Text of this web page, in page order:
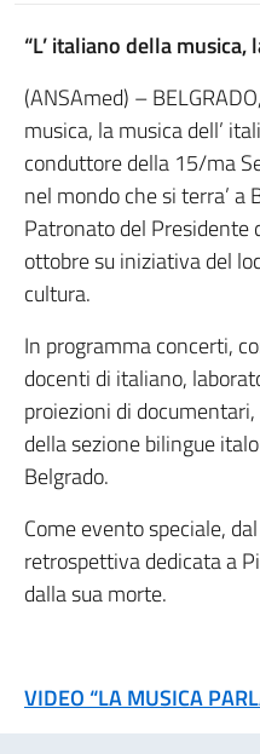
“L’ italiano della musica,
(ANSAmed) –
musica, la musica dell’
conduttore della 15/ma
nel mondo che si terra’ a
Patronato del Presidente
ottobre su iniziativa del
cultura.
In programma concerti,
docenti di italiano,
proiezioni di
della sezione bilingue
Belgrado.
Come evento speciale,
retrospettiva dedicata a
dalla sua morte.
VIDEO “LA MUSICA